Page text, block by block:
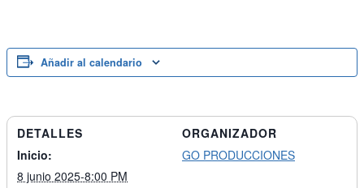
Añadir al calendario
DETALLES
Inicio:
8 junio 2025-8:00 PM
ORGANIZADOR
GO PRODUCCIONES